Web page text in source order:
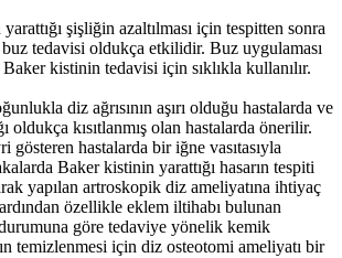
şişliğin azaltılması için tespitten sonra
tedavisi oldukça etkilidir. Buz uygulaması
kistinin tedavisi için sıklıkla kullanılır.
diz ağrısının aşırı olduğu hastalarda ve
oldukça kısıtlanmış olan hastalarda önerilir.
gösteren hastalarda bir iğne vasıtasıyla
Baker kistinin yarattığı hasarın tespiti
yapılan artroskopik diz ameliyatına ihtiyaç
özellikle eklem iltihabı bulunan
göre tedaviye yönelik kemik
temizlenmesi için diz osteotomi ameliyatı bir